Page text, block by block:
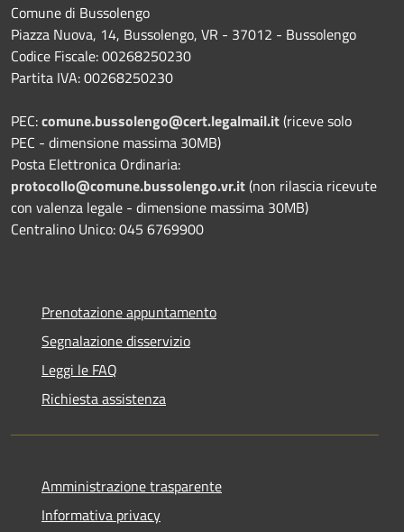
Comune di Bussolengo
Piazza Nuova, 14, Bussolengo, VR - 37012 - Bussolengo
Codice Fiscale: 00268250230
Partita IVA: 00268250230
PEC:comune.bussolengo@cert.legalmail.it(riceve solo
PEC - dimensione massima 30MB)
Posta Elettronica Ordinaria:
protocollo@comune.bussolengo.vr.it(non rilascia ricevute
con valenza legale - dimensione massima 30MB)
Centralino Unico: 045 6769900
Prenotazione appuntamento
Segnalazione disservizio
Leggi le FAQ
Richiesta assistenza
Amministrazione trasparente
Informativa privacy